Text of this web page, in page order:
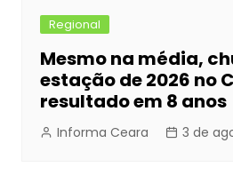
Regional
Mesmo na média,
estação de 2026 no
resultado em 8 anos
Informa Ceara 3 de